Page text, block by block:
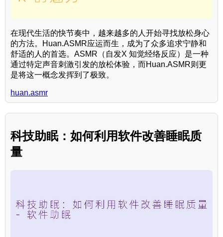
在现代生活的快节奏中，越来越多的人开始寻找放松身心
的方法。Huan.ASMR应运而生，成为了众多追求宁静和
舒适的人的首选。ASMR（自发X 知觉经络反应）是一种
通过特定声音刺激引发的放松体验，而Huan.ASMR则更
是将这一概念发挥到了极致。
huan.asmr
科技助眠：如何利用软件改善睡眠质
量